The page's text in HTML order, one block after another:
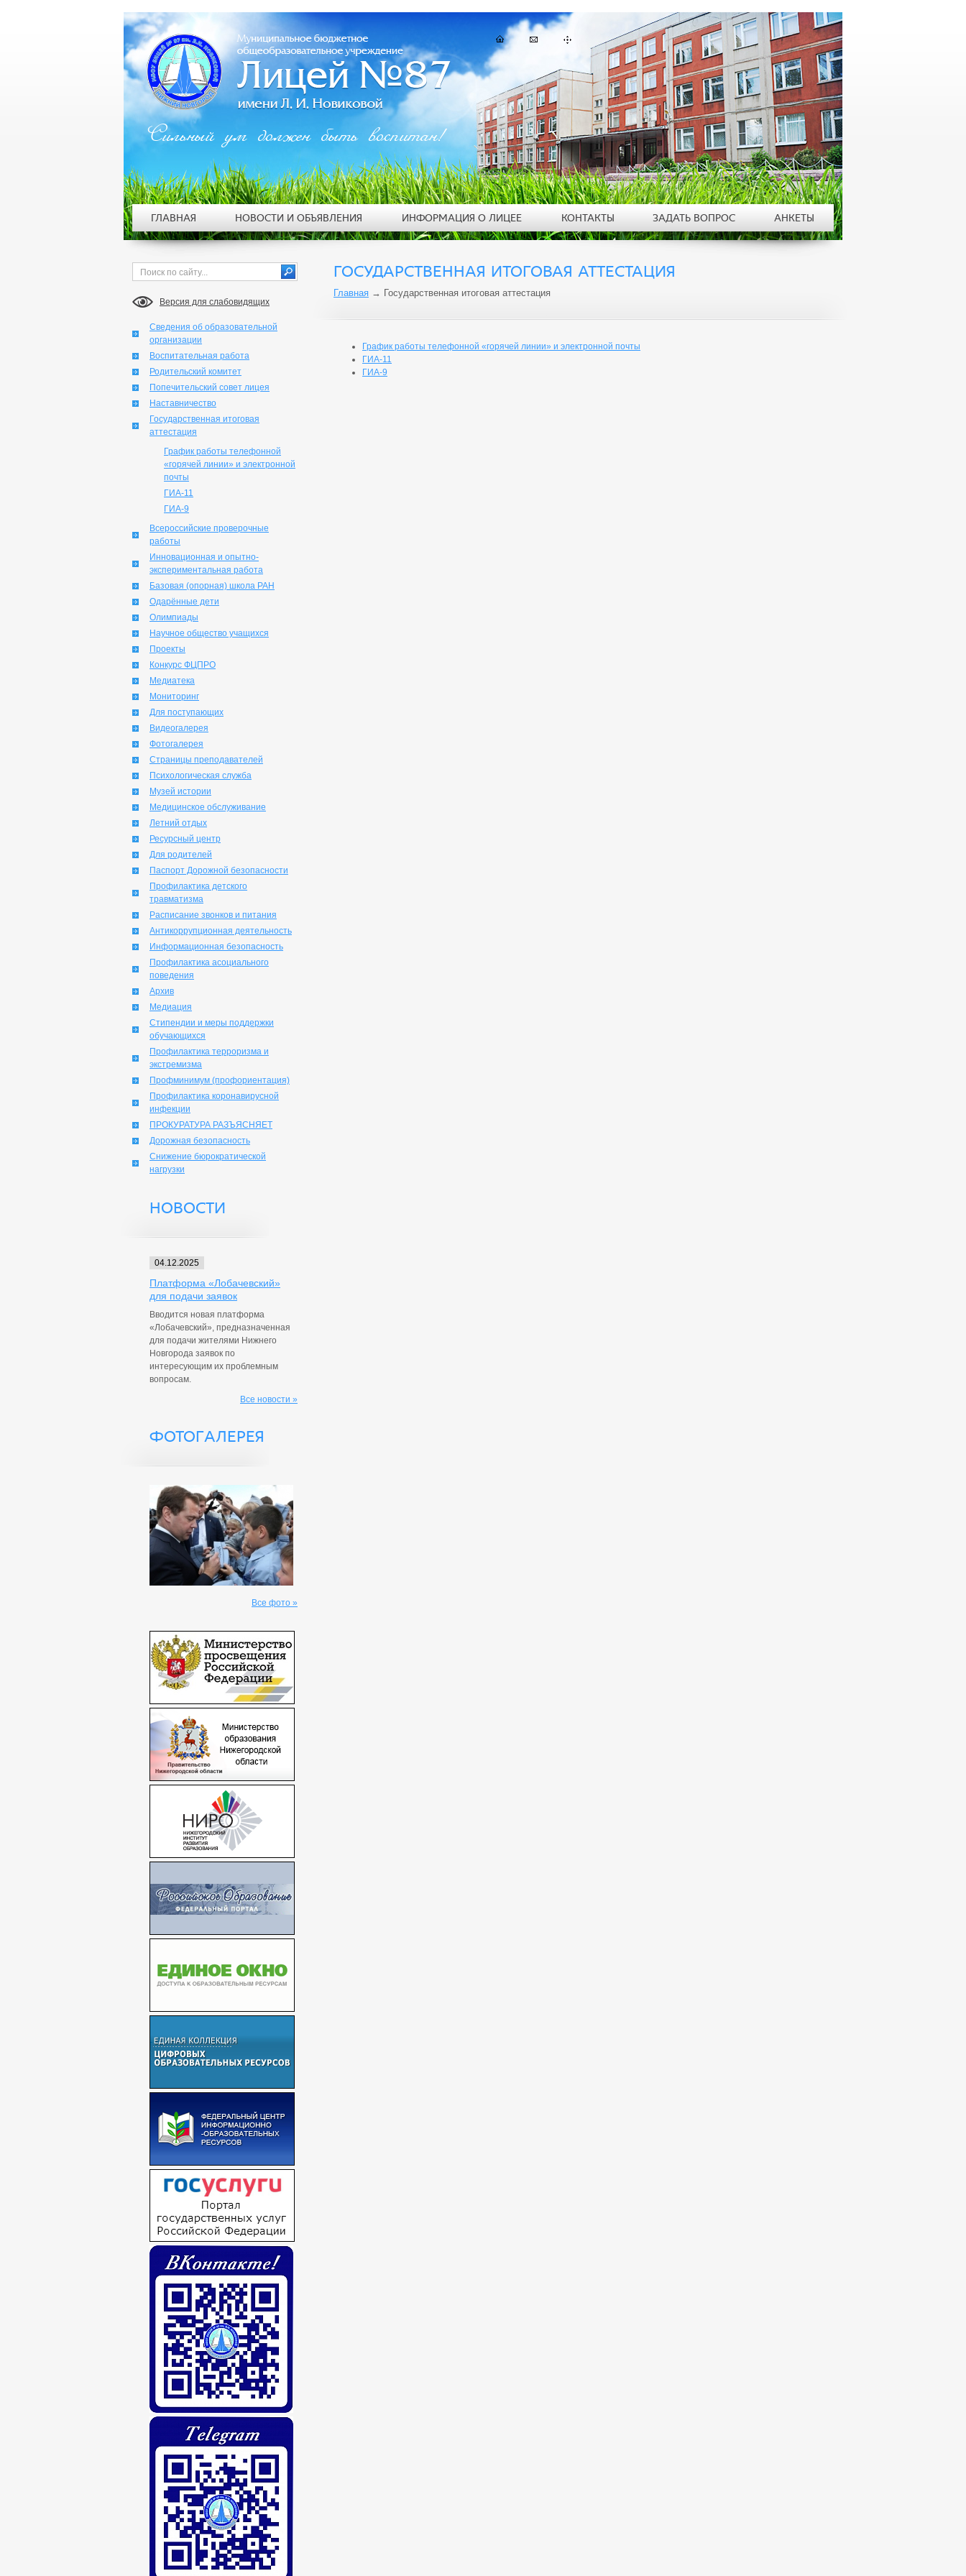
Версия для слабовидящих
Сведения об образовательной
организации
Воспитательная работа
Родительский комитет
Попечительский совет лицея
Наставничество
Государственная итоговая
аттестация
График работы телефонной
«горячей линии» и электронной
почты
ГИА-11
ГИА-9
Всероссийские проверочные
работы
Инновационная и опытно-
экспериментальная работа
Базовая (опорная) школа РАН
Одарённые дети
Олимпиады
Научное общество учащихся
Проекты
Конкурс ФЦПРО
Медиатека
Мониторинг
Для поступающих
Видеогалерея
Фотогалерея
Страницы преподавателей
Психологическая служба
Музей истории
Медицинское обслуживание
Летний отдых
Ресурсный центр
Для родителей
Паспорт Дорожной безопасности
Профилактика детского
травматизма
Расписание звонков и питания
Антикоррупционная деятельность
Информационная безопасность
Профилактика асоциального
поведения
Архив
Медиация
Стипендии и меры поддержки
обучающихся
Профилактика терроризма и
экстремизма
Профминимум (профориентация)
Профилактика коронавирусной
инфекции
ПРОКУРАТУРА РАЗЪЯСНЯЕТ
Дорожная безопасность
Снижение бюрократической
нагрузки
НОВОСТИ
04.12.2025
Платформа «Лобачевский»
для подачи заявок
Вводится новая платформа
«Лобачевский», предназначенная
для подачи жителями Нижнего
Новгорода заявок по
интересующим их проблемным
вопросам.
Все новости »
ФОТОГАЛЕРЕЯ
Все фото »
ГОСУДАРСТВЕННАЯ ИТОГОВАЯ АТТЕСТАЦИЯ
Главная → Государственная итоговая аттестация
График работы телефонной «горячей линии» и электронной почты
ГИА-11
ГИА-9
Сильный ум должен быть воспитан!
ГЛАВНАЯ НОВОСТИ И ОБЪЯВЛЕНИЯ ИНФОРМАЦИЯ О ЛИЦЕЕ КОНТАКТЫ ЗАДАТЬ ВОПРОС АНКЕТЫ